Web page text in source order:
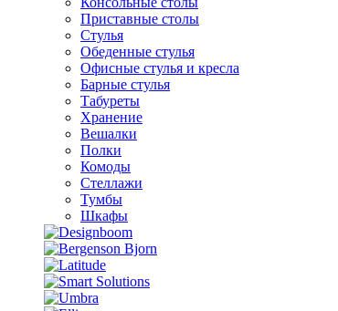
Приставные столы
Стулья
Обеденные стулья
Офисные стулья и кресла
Барные стулья
Табуреты
Хранение
Вешалки
Полки
Комоды
Стеллажи
Тумбы
Шкафы